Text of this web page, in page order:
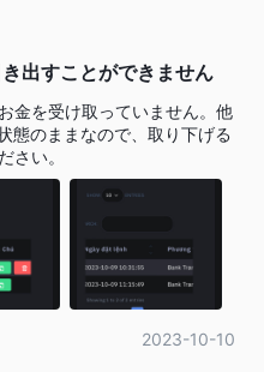
る指標と 9 時間相場を備えた
実行できます。 Loyal
ツールをプラットフォーム
エンジンを利用して取引機会
ブローカーは複数の支払い方
、Skype チャネルを通じて顧
次のことに注意することが重
欠如しており、異常な規制
ており、その合法性と信頼性
スクを考慮する必要がありま
出すことができません
金を受け取っていません。他
態のままなので、取り下げる
さい。
2023-10-10